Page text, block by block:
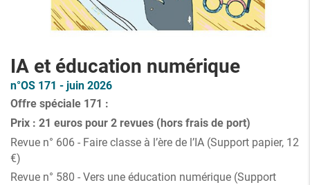
IA et éducation numérique
n°OS 171 - juin 2026
Offre spéciale 171 :
Prix : 21 euros pour 2 revues (hors frais de port)
Revue n° 606 - Faire classe à l’ère de l’IA (Support papier, 12
€)
Revue n° 580 - Vers une éducation numérique (Support